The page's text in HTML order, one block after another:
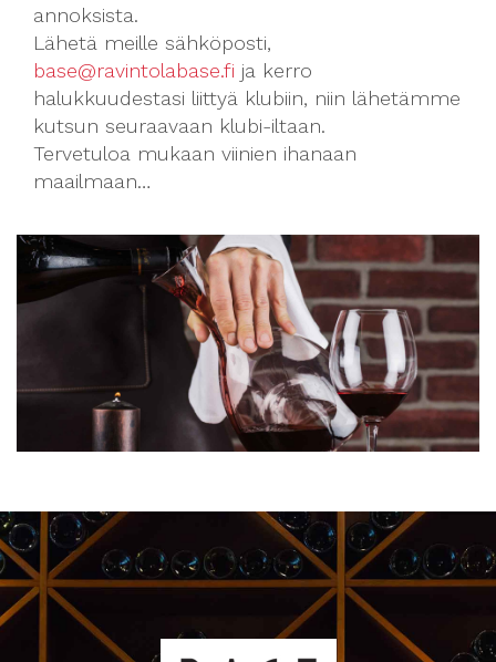
annoksista.
Lähetä meille sähköposti,
base@ravintolabase.fi ja kerro
halukkuudestasi liittyä klubiin, niin lähetämme
kutsun seuraavaan klubi-iltaan.
Tervetuloa mukaan viinien ihanaan
maailmaan…